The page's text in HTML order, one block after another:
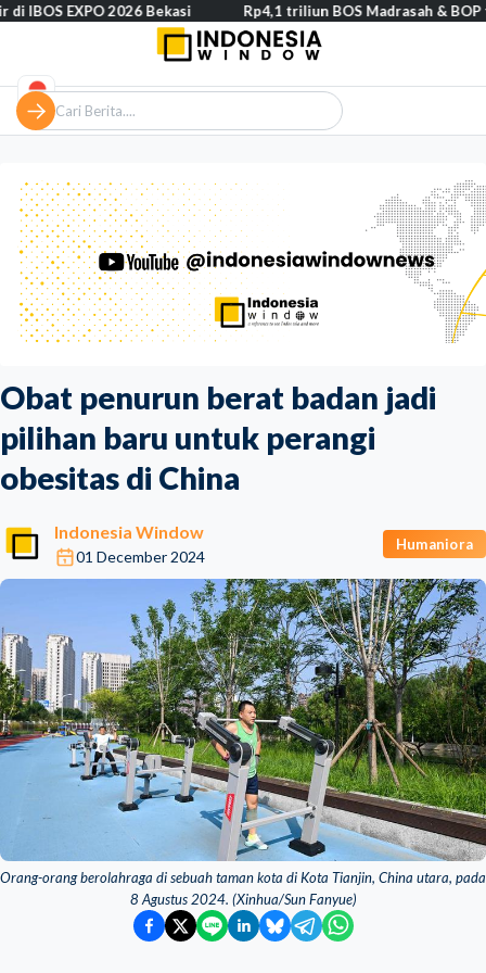
Obat penurun berat badan jadi
pilihan baru untuk perangi
obesitas di China
Indonesia Window
01 December 2024
Humaniora
Orang-orang berolahraga di sebuah taman kota di Kota Tianjin, China utara, pada
8 Agustus 2024. (Xinhua/Sun Fanyue)
2026 Bekasi Rp4,1 triliun BOS Madrasah & BOP tahap II